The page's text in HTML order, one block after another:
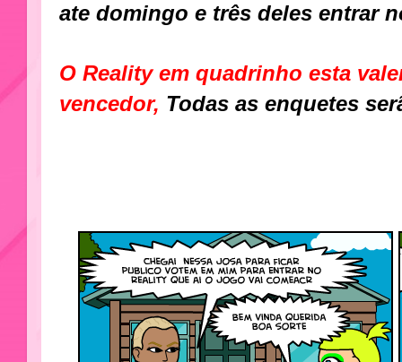
ate domingo e três deles entrar
O Reality em quadrinho esta
vencedor, Todas as enquetes